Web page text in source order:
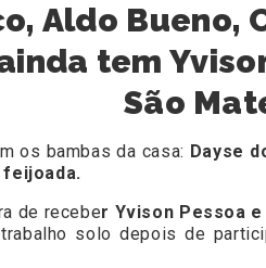
Aldo Bueno,
tem
São
os bambas da casa: Dayse
feijoada.
de receber Yvison Pessoa e
solo depois de